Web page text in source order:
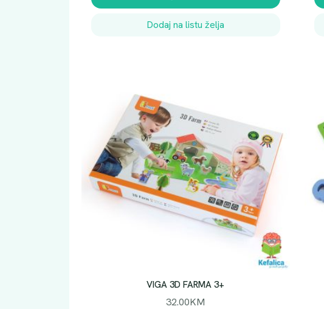
Dodaj na listu želja
VIGA 3D FARMA 3+
32.00KM